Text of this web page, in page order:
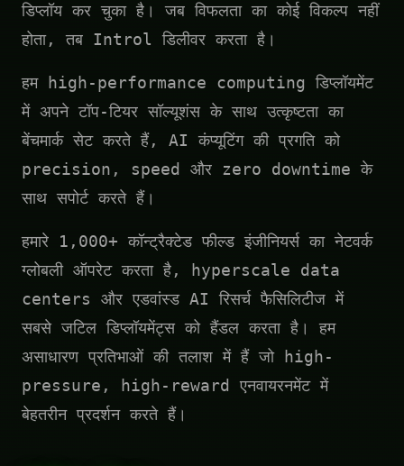
डिप्लॉय कर चुका है। जब विफलता का कोई विकल्प नहीं
होता, तब Introl डिलीवर करता है।
हम high-performance computing डिप्लॉयमेंट
में अपने टॉप-टियर सॉल्यूशंस के साथ उत्कृष्टता का
बेंचमार्क सेट करते हैं, AI कंप्यूटिंग की प्रगति को
precision, speed और zero downtime के
साथ सपोर्ट करते हैं।
हमारे 1,000+ कॉन्ट्रैक्टेड फील्ड इंजीनियर्स का नेटवर्क
ग्लोबली ऑपरेट करता है, hyperscale data
centers और एडवांस्ड AI रिसर्च फैसिलिटीज में
सबसे जटिल डिप्लॉयमेंट्स को हैंडल करता है। हम
असाधारण प्रतिभाओं की तलाश में हैं जो high-
pressure, high-reward एनवायरनमेंट में
बेहतरीन प्रदर्शन करते हैं।